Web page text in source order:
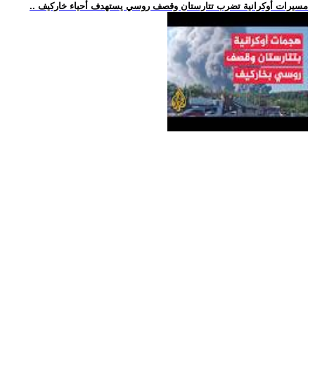
.. مسيرات أوكرانية تضرب تتارستان وقصف روسي يستهدف أحياء خاركيف